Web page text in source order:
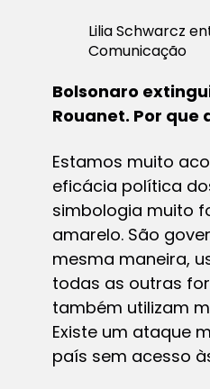
Lilia Schwarcz
Comunicação
Bolsonaro
Rouanet. Por
Estamos muito
eficácia política
simbologia muito
amarelo. São
mesma maneira,
todas as outras
também utilizam
Existe um ataque
país sem acesso